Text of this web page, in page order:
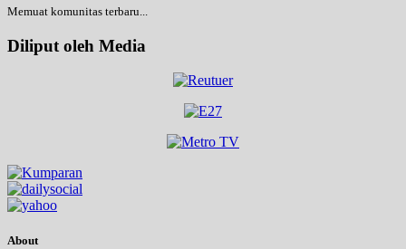
Memuat komunitas terbaru...
Diliput oleh Media
About